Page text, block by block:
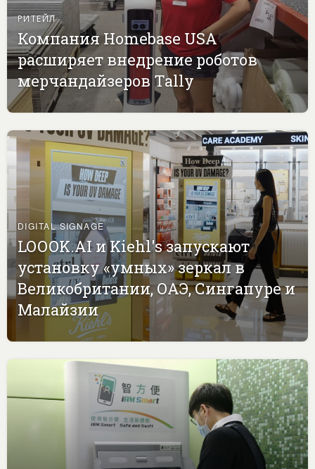
РИТЕЙЛ
Компания Homebase USA
расширяет внедрение роботов
мерчандайзеров Tally
DIGITAL SIGNAGE
LOOOK.AI и Kiehl's запускают
установку «умных» зеркал в
Великобритании, ОАЭ, Сингапуре и
Малайзии